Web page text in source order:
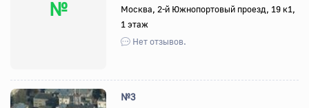
№
Москва, 2-й Южнопортовый проезд, 19 к1,
1 этаж
Нет отзывов.
№3